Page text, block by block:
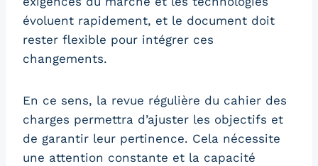
évoluent rapidement, et le document doit
rester flexible pour intégrer ces
changements.
En ce sens, la revue régulière du cahier des
charges permettra d’ajuster les objectifs et
de garantir leur pertinence. Cela nécessite
une attention constante et la capacité